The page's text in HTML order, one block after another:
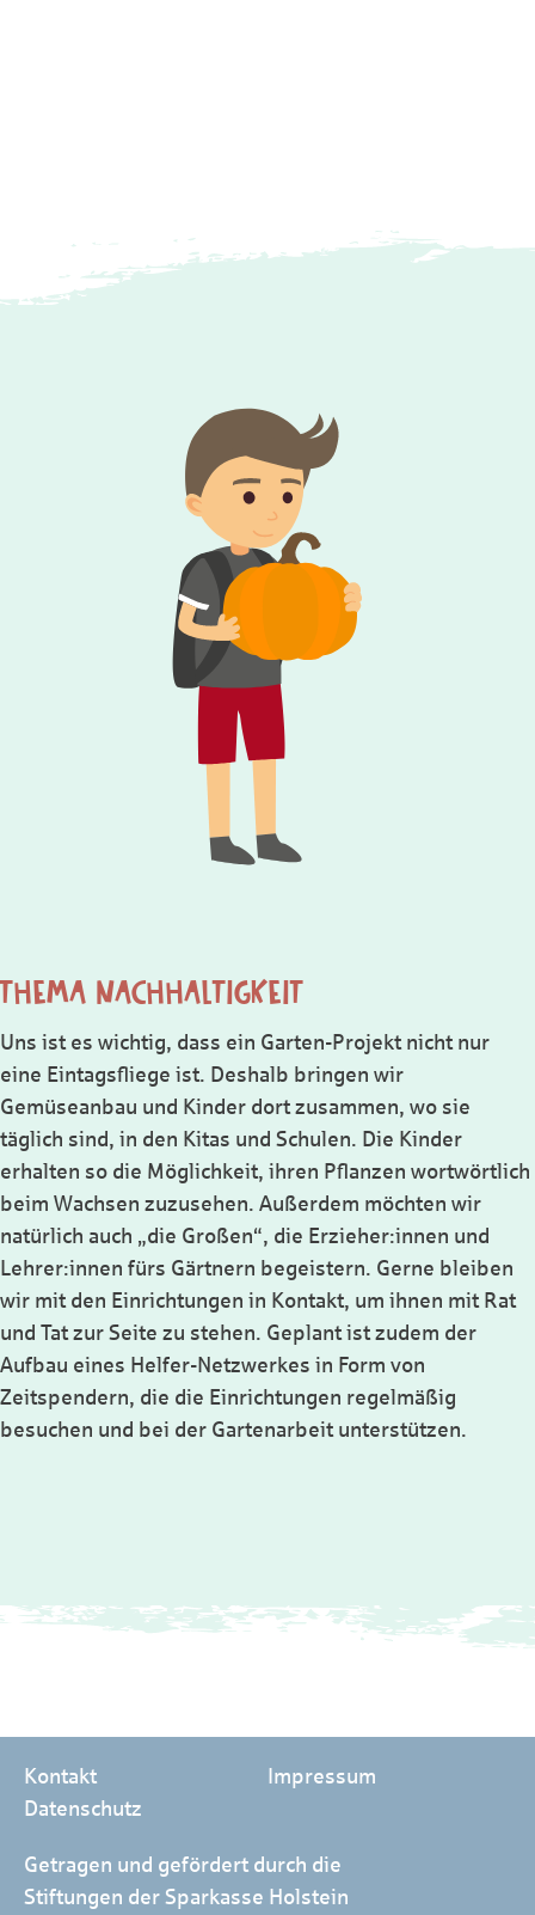
THEMA NACHHALTIGKEIT
Uns ist es wichtig, dass ein Garten-Projekt nicht nur
eine Eintagsfliege ist. Deshalb bringen wir
Gemüseanbau und Kinder dort zusammen, wo sie
täglich sind, in den Kitas und Schulen. Die Kinder
erhalten so die Möglichkeit, ihren Pflanzen wortwörtlich
beim Wachsen zuzusehen. Außerdem möchten wir
natürlich auch „die Großen“, die Erzieher:innen und
Lehrer:innen fürs Gärtnern begeistern. Gerne bleiben
wir mit den Einrichtungen in Kontakt, um ihnen mit Rat
und Tat zur Seite zu stehen. Geplant ist zudem der
Aufbau eines Helfer-Netzwerkes in Form von
Zeitspendern, die die Einrichtungen regelmäßig
besuchen und bei der Gartenarbeit unterstützen.
Kontakt
Impressum
Datenschutz
Getragen und gefördert durch die
Stiftungen der Sparkasse Holstein